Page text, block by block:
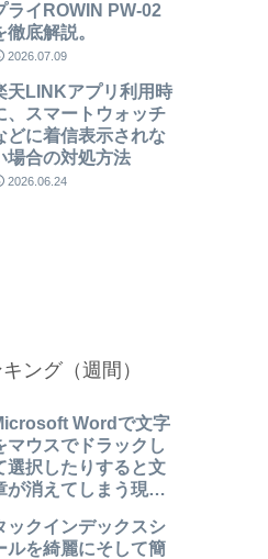
ライROWIN PW-02
徹底解説。
2026.07.09
天LINKアプリ利用時
、スマートウォッチ
どに着信表示されな
場合の対処方法
2026.06.24
ング（週間）
Wordで文字
マウスでドラックし
選択したりすると文
が消えてしまう現象
ックインデックスシ
ルを綺麗にそして簡